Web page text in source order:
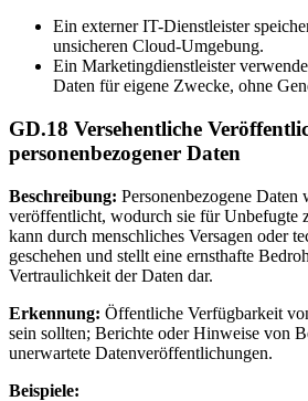
Ein externer IT-Dienstleister
unsicheren Cloud-Umgebung.
Ein Marketingdienstleister
Daten für eigene Zwecke, ohne
GD.18 Versehentliche
personenbezogener Daten
Beschreibung: Personenbezogene Daten
veröffentlicht, wodurch sie für Unbefugte
kann durch menschliches Versagen oder
geschehen und stellt eine ernsthafte
Vertraulichkeit der Daten dar.
Erkennung: Öffentliche Verfügbarkeit
sein sollten; Berichte oder Hinweise von
unerwartete Datenveröffentlichungen.
Beispiele: